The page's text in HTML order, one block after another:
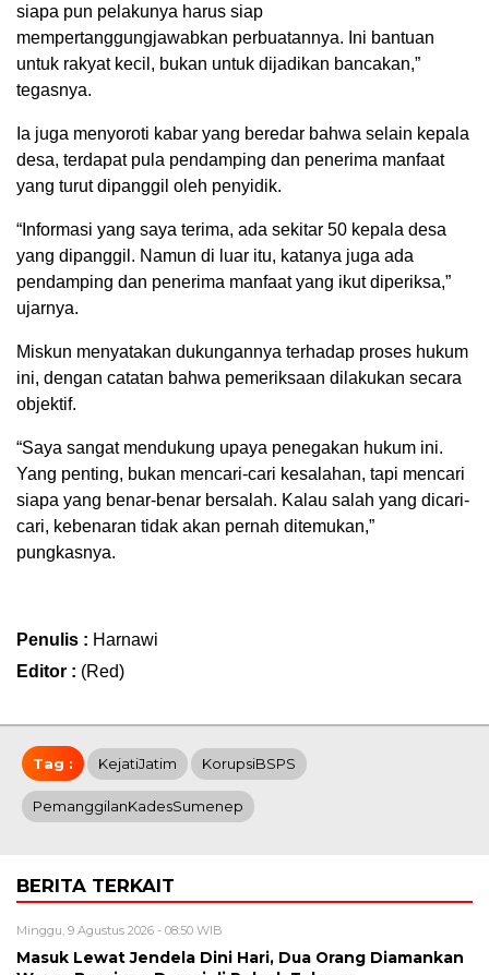
siapa pun pelakunya harus siap
mempertanggungjawabkan perbuatannya. Ini bantuan
untuk rakyat kecil, bukan untuk dijadikan bancakan,”
tegasnya.
Ia juga menyoroti kabar yang beredar bahwa selain kepala
desa, terdapat pula pendamping dan penerima manfaat
yang turut dipanggil oleh penyidik.
“Informasi yang saya terima, ada sekitar 50 kepala desa
yang dipanggil. Namun di luar itu, katanya juga ada
pendamping dan penerima manfaat yang ikut diperiksa,”
ujarnya.
Miskun menyatakan dukungannya terhadap proses hukum
ini, dengan catatan bahwa pemeriksaan dilakukan secara
objektif.
“Saya sangat mendukung upaya penegakan hukum ini.
Yang penting, bukan mencari-cari kesalahan, tapi mencari
siapa yang benar-benar bersalah. Kalau salah yang dicari-
cari, kebenaran tidak akan pernah ditemukan,”
pungkasnya.
Penulis : Harnawi
Editor : (Red)
Tag : KejatiJatim KorupsiBSPS
PemanggilanKadesSumenep
BERITA TERKAIT
Minggu, 9 Agustus 2026 - 08:50 WIB
Masuk Lewat Jendela Dini Hari, Dua Orang Diamankan